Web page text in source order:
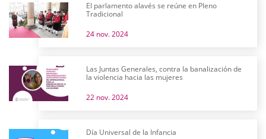
El parlamento alavés se reúne en Pleno
Tradicional
24 nov. 2024
Las Juntas Generales, contra la banalización de
la violencia hacia las mujeres
22 nov. 2024
Día Universal de la Infancia